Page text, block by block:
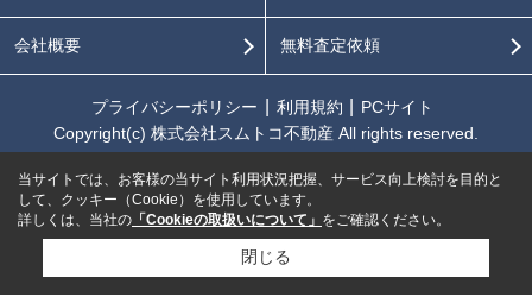
会社概要 無料査定依頼
プライバシーポリシー 利用規約
PCサイト
Copyright(c) 株式会社スムトコ不動産 All rights reserved.
当サイトでは、お客様の当サイト利用状況把握、サービス向上検討を目的と
して、クッキー（Cookie）を使用しています。
詳しくは、当社の 「Cookieの取扱いについて」 をご確認ください。
閉じる